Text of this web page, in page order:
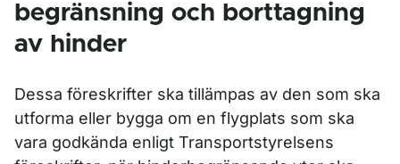
begränsning och borttagning
av hinder
Dessa föreskrifter ska tillämpas av den som ska
utforma eller bygga om en flygplats som ska
vara godkända enligt Transportstyrelsens